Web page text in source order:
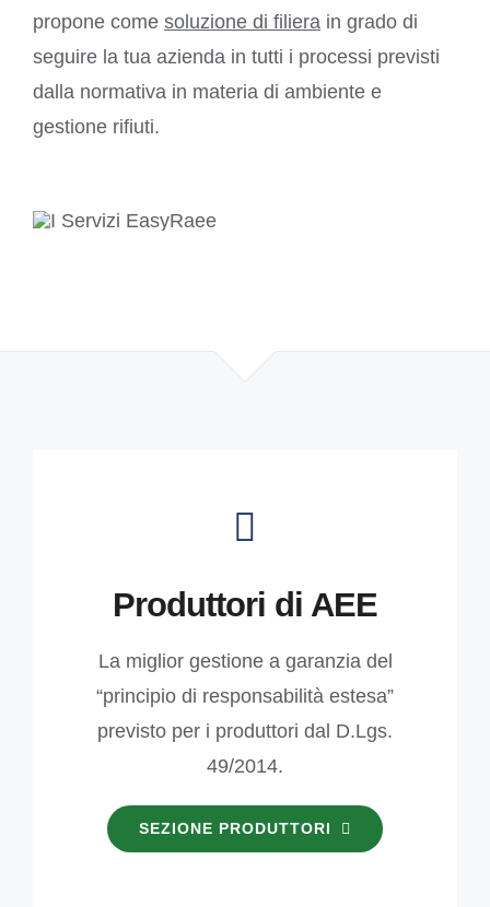
propone come soluzione di filiera in grado di
seguire la tua azienda in tutti i processi previsti
dalla normativa in materia di ambiente e
gestione rifiuti.
Produttori di AEE
La miglior gestione a garanzia del
“principio di responsabilità estesa”
previsto per i produttori dal D.Lgs.
49/2014.
SEZIONE PRODUTTORI